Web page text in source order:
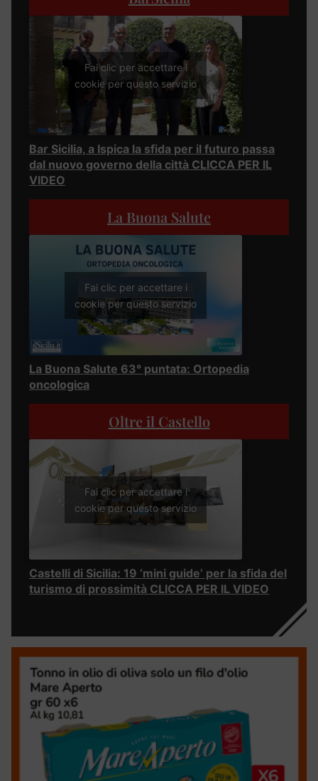
Fai clic per accettare i
cookie per questo servizio
Bar Sicilia, a Ispica la sfida per il futuro passa
dal nuovo governo della città CLICCA PER IL
VIDEO
La Buona Salute
Fai clic per accettare i
cookie per questo servizio
La Buona Salute 63° puntata: Ortopedia
oncologica
Oltre il Castello
Fai clic per accettare i
cookie per questo servizio
Castelli di Sicilia: 19 ‘mini guide’ per la sfida del
turismo di prossimità CLICCA PER IL VIDEO